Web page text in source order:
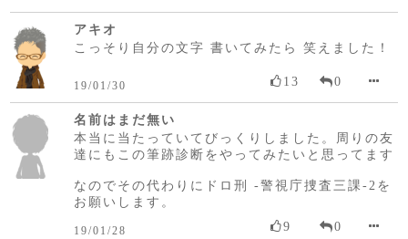
アキオ
こっそり自分の文字 書いてみたら 笑えました！
19/01/30 13 0
名前はまだ無い
本当に当たっていてびっくりしました。周りの友
達にもこの筆跡診断をやってみたいと思ってます
なのでその代わりにドロ刑 -警視庁捜査三課-2を
お願いします。
19/01/28 9 0